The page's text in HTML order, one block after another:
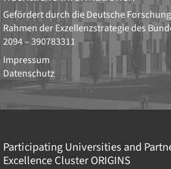
Gefördert durch dieDeutsche
Rahmen der Exzellenzstrategie des
2094 – 390783311
Impressum
Datenschutz
Participating Universities and
Excellence ClusterORIGINS